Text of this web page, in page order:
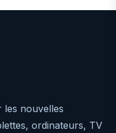
les nouvelles
ordinateurs, TV